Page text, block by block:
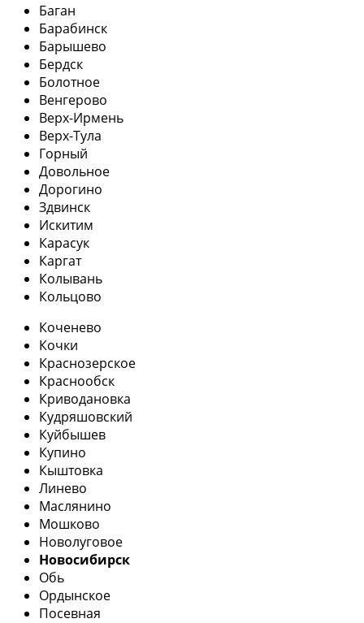
Баган
Барабинск
Барышево
Бердск
Болотное
Венгерово
Верх-Ирмень
Верх-Тула
Горный
Довольное
Дорогино
Здвинск
Искитим
Карасук
Каргат
Колывань
Кольцово
Коченево
Кочки
Краснозерское
Краснообск
Криводановка
Кудряшовский
Куйбышев
Купино
Кыштовка
Линево
Маслянино
Мошково
Новолуговое
Новосибирск
Обь
Ордынское
Посевная